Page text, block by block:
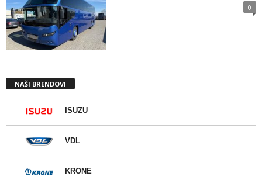
0
NAŠI BRENDOVI
ISUZU
VDL
KRONE